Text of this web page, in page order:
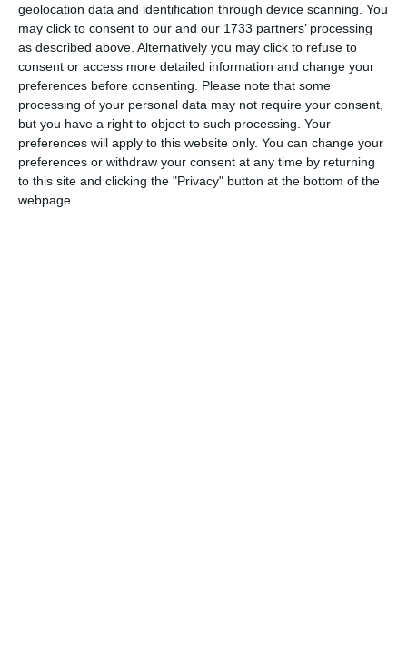
geolocation data and identification through device scanning. You
may click to consent to our and our 1733 partners’ processing
as described above. Alternatively you may click to refuse to
consent or access more detailed information and change your
preferences before consenting.
Please note that some
processing of your personal data may not require your consent,
but you have a right to object to such processing. Your
preferences will apply to this website only. You can change your
preferences or withdraw your consent at any time by returning
to this site and clicking the "Privacy" button at the bottom of the
webpage.
Adaugă-ne ca sursă în Google
Urmărește-ne pe Google News
Urmărește-ne pe Whatsapp
Ti-a placut articolul?